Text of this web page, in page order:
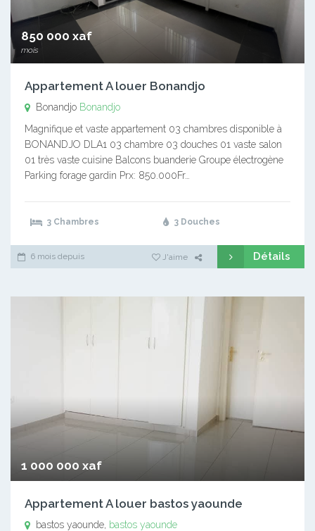
850 000 xaf
mois
Appartement A louer Bonandjo
Bonandjo Bonandjo
Magnifique et vaste appartement 03 chambres disponible à
BONANDJO DLA1 03 chambre 03 douches 01 vaste salon
01 très vaste cuisine Balcons buanderie Groupe électrogène
Parking forage gardin Prx: 850.000Fr…
3 Chambres 3 Douches
6 mois depuis J'aime Détails
1 000 000 xaf
Appartement A louer bastos yaounde
bastos yaounde, bastos yaounde